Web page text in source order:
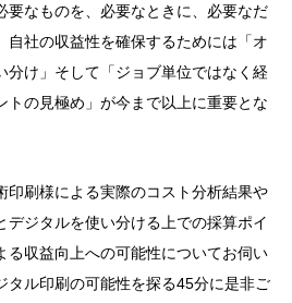
要なものを、必要なときに、必要なだ
自社の収益性を確保するためには「オ
分け」そして「ジョブ単位ではなく経
トの見極め」が今まで以上に重要とな
印刷様による実際のコスト分析結果や
デジタルを使い分ける上での採算ポイ
る収益向上への可能性についてお伺い
タル印刷の可能性を探る45分に是非ご